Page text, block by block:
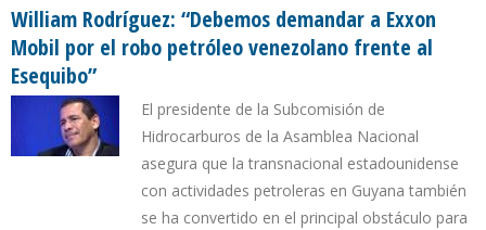
VENEZOLANO
William Rodríguez: “Debemos demandar a Exxon
Mobil por el robo petróleo venezolano frente al
Esequibo”
El presidente de la Subcomisión de
Hidrocarburos de la Asamblea Nacional
asegura que la transnacional estadounidense
con actividades petroleras en Guyana también
se ha convertido en el principal obstáculo para